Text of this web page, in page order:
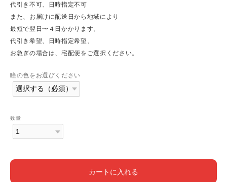
代引き不可、日時指定不可
また、お届けに配送日から地域により
最短で翌日〜４日かかります。
代引き希望、日時指定希望、
お急ぎの場合は、宅配便をご選択ください。
瞳の色をお選びください
数量
カートに入れる